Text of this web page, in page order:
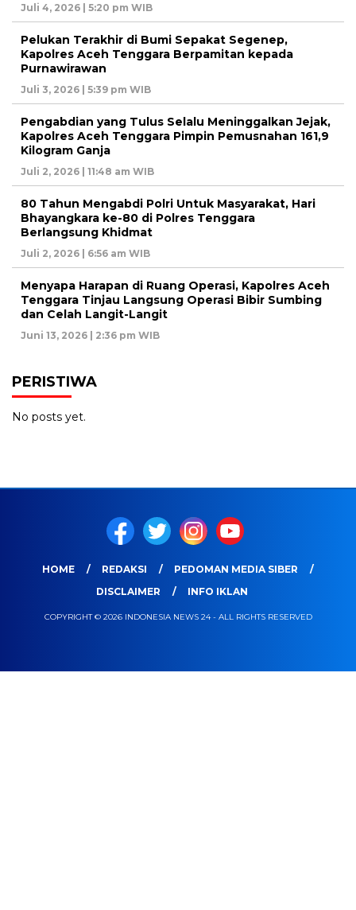
Juli 4, 2026 | 5:20 pm WIB
Pelukan Terakhir di Bumi Sepakat Segenep,
Kapolres Aceh Tenggara Berpamitan kepada
Purnawirawan
Juli 3, 2026 | 5:39 pm WIB
Pengabdian yang Tulus Selalu Meninggalkan Jejak,
Kapolres Aceh Tenggara Pimpin Pemusnahan 161,9
Kilogram Ganja
Juli 2, 2026 | 11:48 am WIB
80 Tahun Mengabdi Polri Untuk Masyarakat, Hari
Bhayangkara ke-80 di Polres Tenggara
Berlangsung Khidmat
Juli 2, 2026 | 6:56 am WIB
Menyapa Harapan di Ruang Operasi, Kapolres Aceh
Tenggara Tinjau Langsung Operasi Bibir Sumbing
dan Celah Langit-Langit
Juni 13, 2026 | 2:36 pm WIB
PERISTIWA
No posts yet.
HOME REDAKSI
PEDOMAN MEDIA SIBER
DISCLAIMER
INFO IKLAN
COPYRIGHT © 2026 INDONESIA NEWS 24 - ALL RIGHTS RESERVED